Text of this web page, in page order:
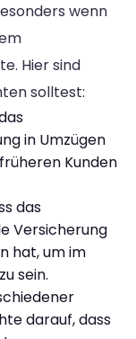
wenn
Hier sind
solltest:
in Umzügen
Kunden
das
Versicherung
hat, um im
sein.
darauf, dass